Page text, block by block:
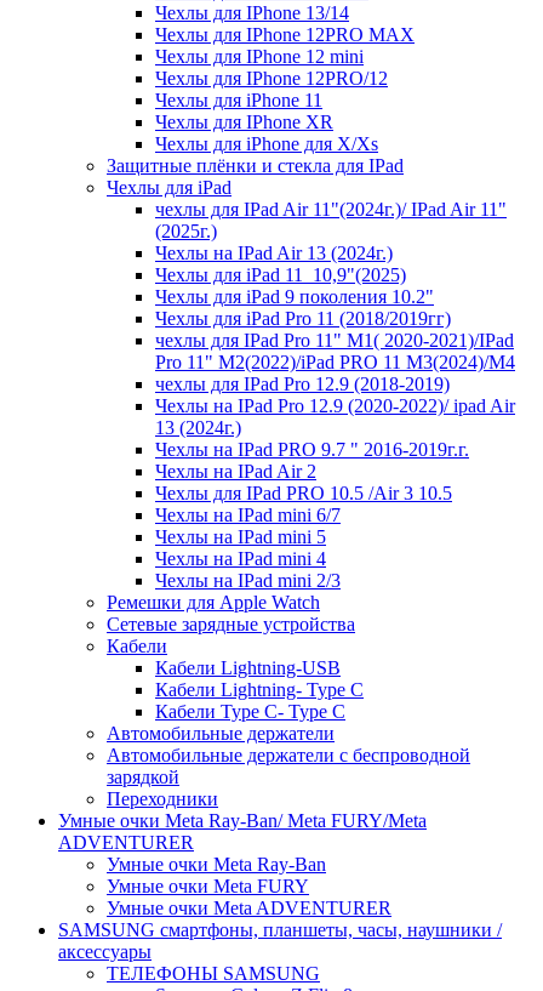
Чехлы для IPhone 13/14
Чехлы для IPhone 12PRO MAX
Чехлы для IPhone 12 mini
Чехлы для IPhone 12PRO/12
Чехлы для iPhone 11
Чехлы для IPhone XR
Чехлы для iPhone для X/Xs
Защитные плёнки и стекла для IPad
Чехлы для iPad
чехлы для IPad Air 11"(2024г.)/ IPad Air 11"
(2025г.)
Чехлы на IPad Air 13 (2024г.)
Чехлы для iPad 11_10,9"(2025)
Чехлы для iPad 9 поколения 10.2"
Чехлы для iPad Pro 11 (2018/2019гг)
чехлы для IPad Pro 11" М1( 2020-2021)/IPad
Pro 11" М2(2022)/iPad PRO 11 M3(2024)/M4
чехлы для IPad Pro 12.9 (2018-2019)
Чехлы на IPad Pro 12.9 (2020-2022)/ ipad Air
13 (2024г.)
Чехлы на IPad PRO 9.7 " 2016-2019г.г.
Чехлы на IPad Air 2
Чехлы для IPad PRO 10.5 /Air 3 10.5
Чехлы на IPad mini 6/7
Чехлы на IPad mini 5
Чехлы на IPad mini 4
Чехлы на IPad mini 2/3
Ремешки для Apple Watch
Сетевые зарядные устройства
Кабели
Кабели Lightning-USB
Кабели Lightning- Type C
Кабели Type C- Type C
Автомобильные держатели
Автомобильные держатели с беспроводной
зарядкой
Переходники
Умные очки Meta Ray-Ban/ Meta FURY/Meta
ADVENTURER
Умные очки Meta Ray-Ban
Умные очки Meta FURY
Умные очки Meta ADVENTURER
SAMSUNG cмартфоны, планшеты, часы, наушники /
аксессуары
ТЕЛЕФОНЫ SAMSUNG